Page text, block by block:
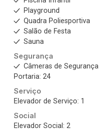
Playground
Quadra Poliesportiva
Salão de Festa
Sauna
Segurança
Câmeras de Segurança
Portaria: 24
Serviço
Elevador de Serviço: 1
Social
Elevador Social: 2